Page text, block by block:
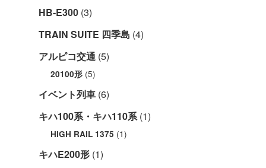
HB-E300 (3)
TRAIN SUITE 四季島 (4)
アルピコ交通 (5)
20100形 (5)
イベント列車 (6)
キハ100系・キハ110系(1)
HIGH RAIL 1375 (1)
キハE200形 (1)